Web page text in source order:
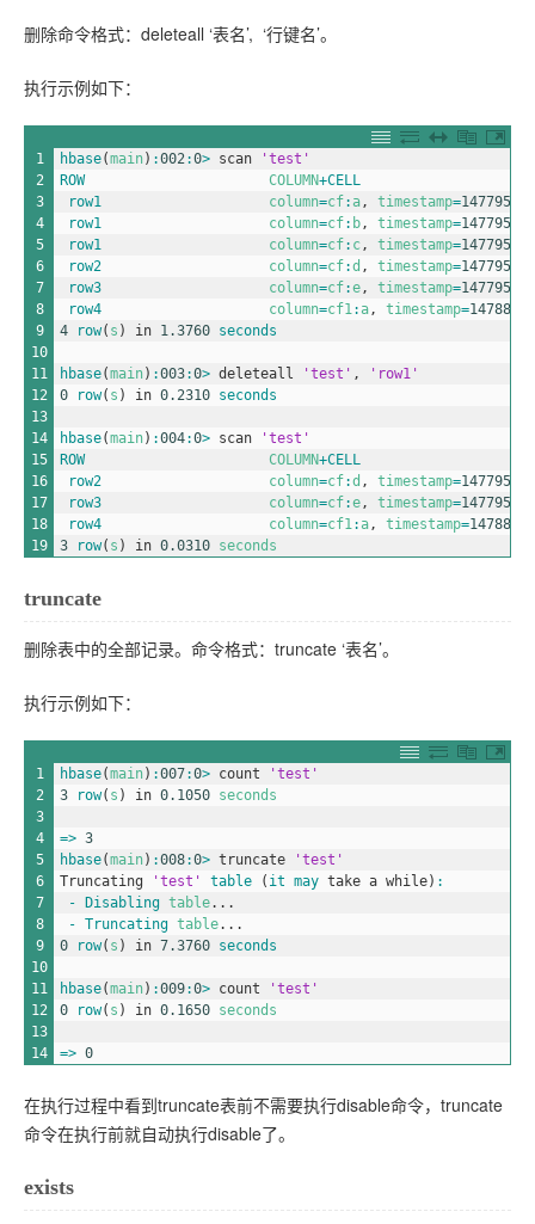
删除命令格式：deleteall ‘表名’, ‘行键名’。
执行示例如下：
1
2
3
4
5
6
7
8
9
10
11
12
13
14
15
16
17
18
19
hbase(main) :002:0> scan
'test'
ROW COLUMN+CELL
row1 column=cf: a, timestamp=
row1 column=cf: b, timestamp=
row1 column=cf: c, timestamp=
row2 column=cf:d , timestamp=
row3 column=cf:e, timestamp=
row4 column=cf1:a, timestamp=
4
row( s ) in 1.3760 seconds
hbase(main) :003:0> deleteall 'test' ,
'row1'
0
row( s ) in 0.2310 seconds
hbase(main) :004:0> scan
'test'
ROW COLUMN+CELL
row2 column=cf:d , timestamp=
row3 column=cf:e, timestamp=
row4 column=cf1:a, timestamp=
3
row( s ) in 0.0310 seconds
truncate
删除表中的全部记录。命令格式：truncate ‘表名’。
执行示例如下：
1
2
3
4
5
6
7
8
9
10
11
12
13
14
hbase(main) :007:0> count
'test'
3
row( s ) in 0.1050 seconds
=> 3
hbase(main) :008:0> truncate
'test'
Truncating
'test' table ( it may take a while) :
-
Disabling table. . .
- Truncating table. . .
0
row( s ) in 7.3760 seconds
hbase(main) :009:0> count
'test'
0
row( s ) in 0.1650 seconds
=> 0
在执行过程中看到truncate表前不需要执行disable命令，truncate
命令在执行前就自动执行disable了。
exists